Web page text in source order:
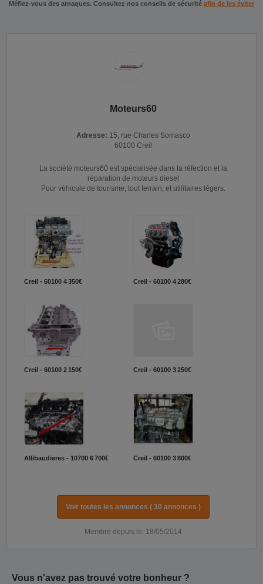
Méfiez-vous des arnaques. Consultez nos conseils de sécurité afin de les éviter
Moteurs60
Adresse: 15, rue Charles Somasco
60100 Creil
La société moteurs60 est spécialisée dans la réfection et la
réparation de moteurs diesel
Pour véhicule de tourisme, tout terrain, et utilitaires légers.
Creil - 60100 4 350€ Creil - 60100 4 280€
Creil - 60100 2 150€ Creil - 60100 3 250€
Allibaudieres - 10700 6 700€ Creil - 60100 3 800€
Voir toutes les annonces ( 30 annonces )
Membre depuis le: 18/05/2014
Vous n'avez pas trouvé votre bonheur ?